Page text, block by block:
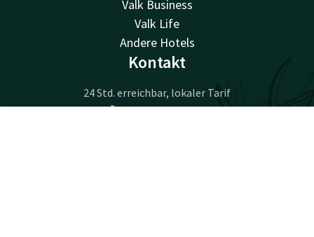
Valk Business
Valk Life
Andere Hotels
Kontakt
24 Std. erreichbar, lokaler Tarif
+32 71 25 00 50